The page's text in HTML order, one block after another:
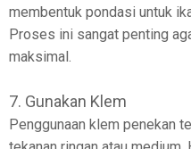
membentuk pondasi untuk
Proses ini sangat penting
maksimal.
7. Gunakan Klem
Penggunaan klem penekan